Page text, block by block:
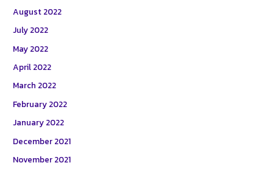
August 2022
July 2022
May 2022
April 2022
March 2022
February 2022
January 2022
December 2021
November 2021